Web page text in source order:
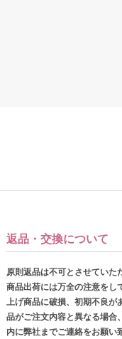
返品・交換について
原則返品は不可とさせていた
商品出荷には万全の注意をし
上げ商品に破損、初期不良が
品がご注文内容と異なる場合
内に弊社までご連絡をお願い